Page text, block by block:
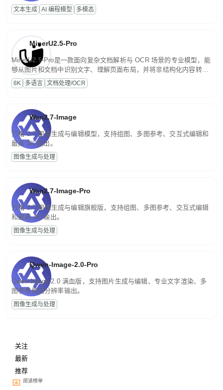
话端到端交付生产级成果。原生视觉理解贯穿规划、执行与验证全流
程，支持超长文档与长视频的深度语义解析。长程任务中自主规划与
文本生成 AI 编程模型 多模态
MinerU2.5-Pro
MinerU2.5-Pro是一款面向复杂文档解析与 OCR 场景的专业模型，能
够从图片和文档中识别文字、理解页面布局，并将非结构化内容转换
为便于存储、检索和二次处理的结构化结果。
8K 多语言 文档处理/OCR
Wan2.7-Image
万相 2.7 图像生成与编辑模型，支持组图、多图参考、交互式编辑和
最高 2K 输出。
图像生成与处理
Wan2.7-Image-Pro
万相 2.7 图像生成与编辑旗舰版，支持组图、多图参考、交互式编辑
和最高 4K 输出。
图像生成与处理
Qwen-Image-2.0-Pro
Qwen-Image-2.0 满血版，支持图片生成与编辑、专业文字渲染、多
图参考和高分辨率输出。
图像生成与处理
关注
最新
推荐
阅读榜单